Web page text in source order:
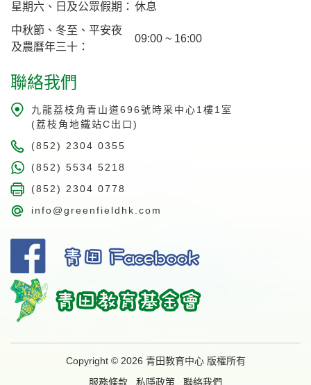
星期六、日及公眾假期： 休息
中秋節、冬至、平安夜
及農曆年三十：
09:00 ~ 16:00
聯絡我們
九龍荔枝角青山道696號時采中心1樓1室
(荔枝角地鐵站C出口)
(852) 2304 0355
(852) 5534 5218
(852) 2304 0778
info@greenfieldhk.com
Copyright © 2026 青田教育中心 版權所有
服務條款
私隱政策 聯絡我們